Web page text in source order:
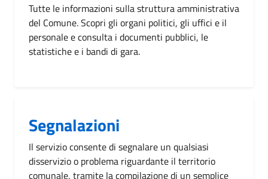
Tutte le informazioni sulla struttura amministrativa
del Comune. Scopri gli organi politici, gli uffici e il
personale e consulta i documenti pubblici, le
statistiche e i bandi di gara.
Segnalazioni
Il servizio consente di segnalare un qualsiasi
disservizio o problema riguardante il territorio
comunale, tramite la compilazione di un semplice